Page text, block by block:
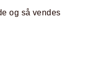
og så vendes